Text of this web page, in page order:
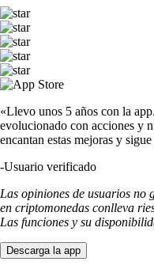
«Llevo unos 5 años con la
evolucionado con acciones y
encantan estas mejoras y
-Usuario verificado
Las opiniones de usuarios no
en criptomonedas conlleva
Las funciones y su
Descarga la app